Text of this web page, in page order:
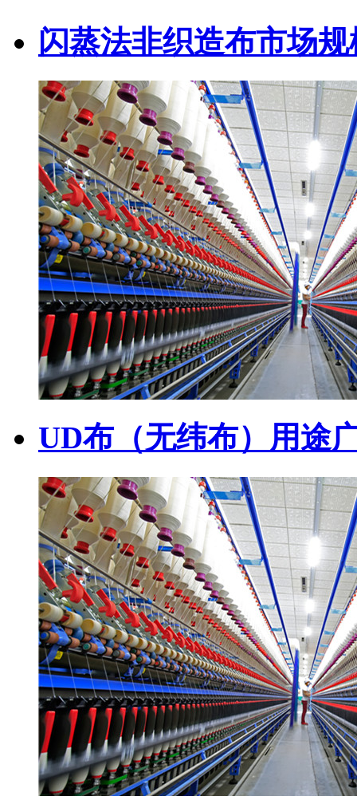
闪蒸法非织造布市场
UD布（无纬布）用途